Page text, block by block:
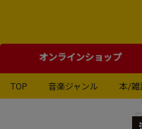
オンラインショップ
TOP 音楽ジャンル 本/雑